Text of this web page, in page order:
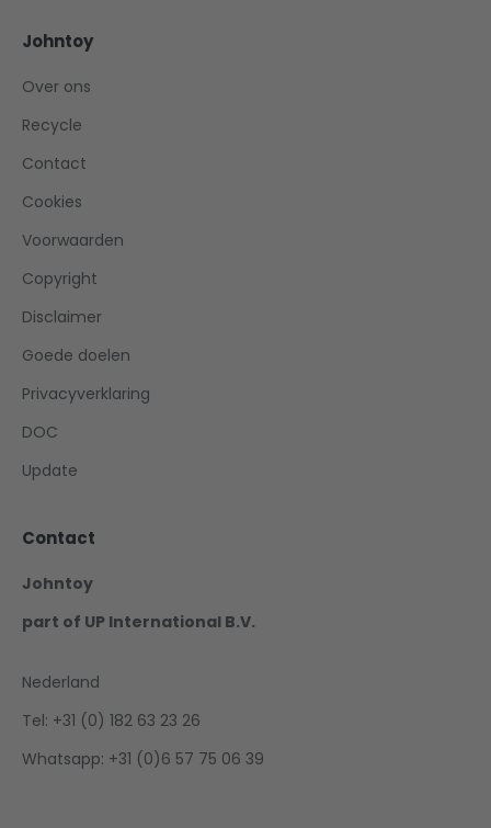
Johntoy
Over ons
Recycle
Contact
Cookies
Voorwaarden
Copyright
Disclaimer
Goede doelen
Privacyverklaring
DOC
Update
Contact
Johntoy
part of UP International B.V.
Nederland
Tel: +31 (0) 182 63 23 26
Whatsapp: +31 (0)6 57 75 06 39